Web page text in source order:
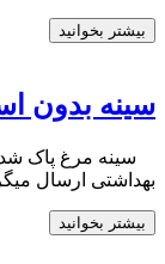
بیشتر بخوانید
سینه بدون
سینه مرغ پاک
بهداشتی ارسال
بیشتر بخوانید